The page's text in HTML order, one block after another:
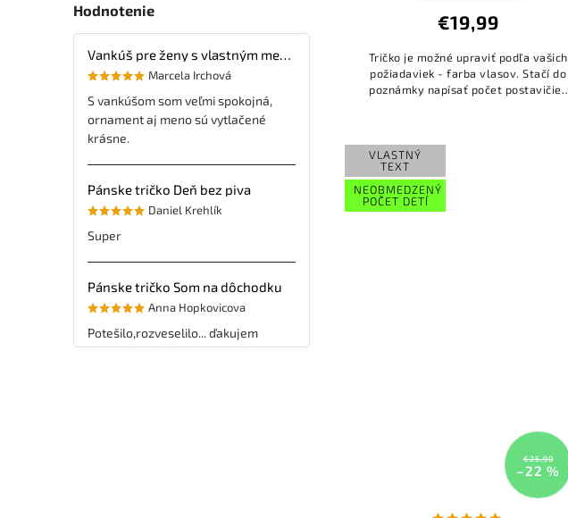
Hodnotenie
Vankúš pre ženy s vlastným menom
Marcela Irchová
S vankúšom som veľmi spokojná,
ornament aj meno sú vytlačené
krásne.
Pánske tričko Deň bez piva
Daniel Krehlík
Super
Pánske tričko Som na dôchodku
Anna Hopkovicova
Potešilo,rozveselilo... ďakujem
€19,99
Tričko je možné upraviť podľa vašich
požiadaviek - farba vlasov. Stačí do
poznámky napísať počet postavičiek
VLASTNÝ
TEXT
NEOBMEDZENÝ
POČET DETÍ
€25,90
–22 %